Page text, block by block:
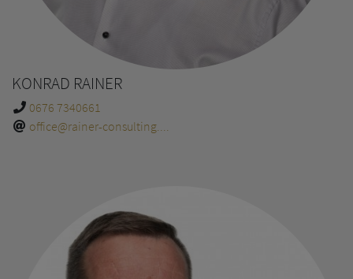
KONRAD RAINER
0676 7340661
office@rainer-consulting....